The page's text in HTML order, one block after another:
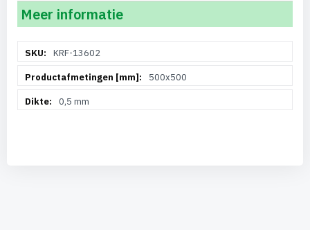
Meer informatie
informatieKRF-13602
500x500
0,5 mm